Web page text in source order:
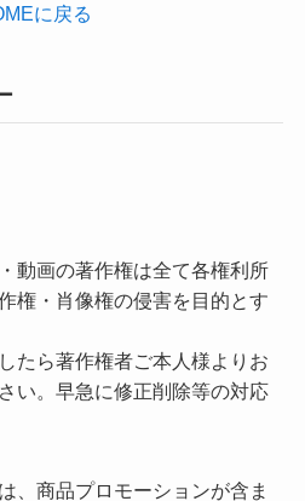
に戻る
動画の著作権は全て各権利所
権・肖像権の侵害を目的とす
たら著作権者ご本人様よりお
い。早急に修正削除等の対応
、商品プロモーションが含ま